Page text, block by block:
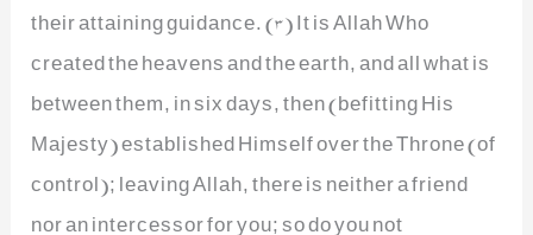
their attaining guidance. (3) It is Allah Who
created the heavens and the earth, and all what is
between them, in six days, then (befitting His
Majesty) established Himself over the Throne (of
control); leaving Allah, there is neither a friend
nor an intercessor for you; so do you not